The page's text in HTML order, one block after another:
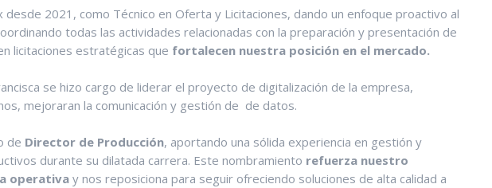
desde 2021, como Técnico en Oferta y Licitaciones, dando un enfoque proactivo al
todas las actividades relacionadas con la preparación y presentación de
licitaciones estratégicas que fortalecen nuestra posición en el mercado.
se hizo cargo de liderar el proyecto de digitalización de la empresa,
mejoraran la comunicación y gestión de de datos.
de Director de Producción, aportando una sólida experiencia en gestión y
durante su dilatada carrera. Este nombramiento refuerza nuestro
a operativa y nos reposiciona para seguir ofreciendo soluciones de alta calidad a